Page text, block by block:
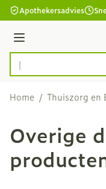
Ga naar de inhoud
Apothekersadvies
Menu
Product, merk,
Home / Thuiszorg en
Overige